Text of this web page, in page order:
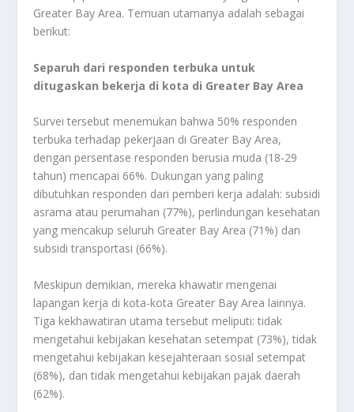
Greater Bay Area. Temuan utamanya adalah sebagai
berikut:
Separuh dari responden terbuka untuk
ditugaskan bekerja di kota di Greater Bay Area
Survei tersebut menemukan bahwa 50% responden
terbuka terhadap pekerjaan di Greater Bay Area,
dengan persentase responden berusia muda (18-29
tahun) mencapai 66%. Dukungan yang paling
dibutuhkan responden dari pemberi kerja adalah: subsidi
asrama atau perumahan (77%), perlindungan kesehatan
yang mencakup seluruh Greater Bay Area (71%) dan
subsidi transportasi (66%).
Meskipun demikian, mereka khawatir mengenai
lapangan kerja di kota-kota Greater Bay Area lainnya.
Tiga kekhawatiran utama tersebut meliputi: tidak
mengetahui kebijakan kesehatan setempat (73%), tidak
mengetahui kebijakan kesejahteraan sosial setempat
(68%), dan tidak mengetahui kebijakan pajak daerah
(62%).